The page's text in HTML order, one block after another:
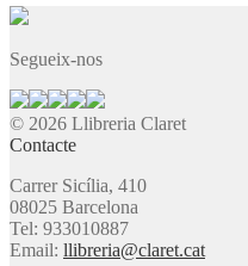
Segueix-nos
© 2026 Llibreria Claret
Contacte
Carrer Sicília, 410
08025 Barcelona
Tel: 933010887
Email: llibreria@claret.cat